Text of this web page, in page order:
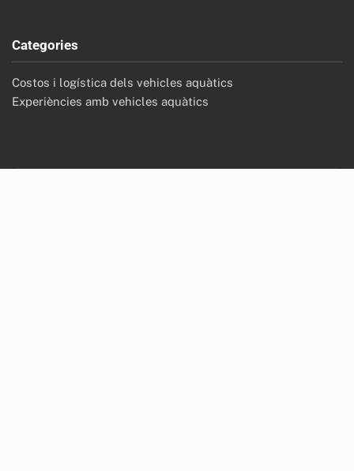
Categories
Costos i logística dels vehicles aquàtics
Experiències amb vehicles aquàtics